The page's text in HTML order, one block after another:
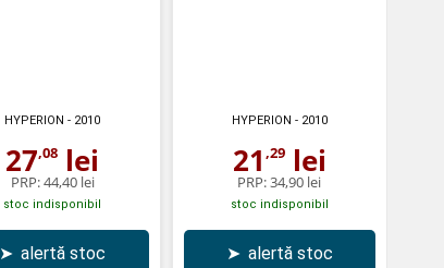
HYPERION - 2010
27,08 lei
PRP:44,40 lei
stoc indisponibil
➤ alertă stoc
HYPERION - 2010
21 ,29lei
PRP:34,90 lei
stoc indisponibil
➤ alertă stoc